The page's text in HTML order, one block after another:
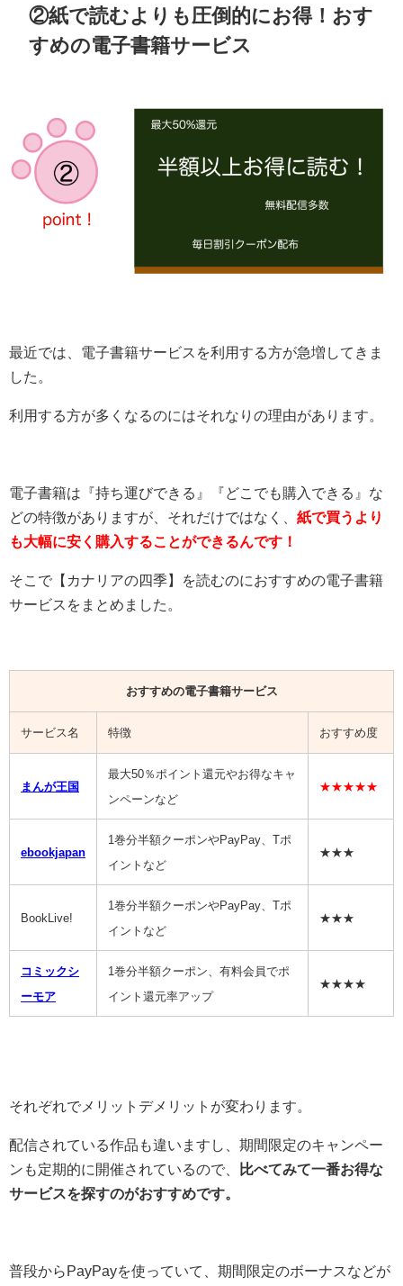
②紙で読むよりも圧倒的にお得！おす
すめの電子書籍サービス
最近では、電子書籍サービスを利用する方が急増してきま
した。
利用する方が多くなるのにはそれなりの理由があります。
電子書籍は『持ち運びできる』『どこでも購入できる』な
どの特徴がありますが、それだけではなく、 紙で買うより
も大幅に安く購入することができるんです！
そこで【カナリアの四季】を読むのにおすすめの電子書籍
サービスをまとめました。
おすすめの電子書籍サービス
サービス名 特徴 おすすめ度
まんが王国
最大50％ポイント還元やお得なキャ
ンペーンなど
★★★★★
ebookjapan
1巻分半額クーポンやPayPay、Tポ
イントなど
★★★
BookLive!
1巻分半額クーポンやPayPay、Tポ
イントなど
★★★
コミックシ
ーモア
1巻分半額クーポン、有料会員でポ
イント還元率アップ
★★★★
それぞれでメリットデメリットが変わります。
配信されている作品も違いますし、期間限定のキャンペー
ンも定期的に開催されているので、
比べてみて一番お得な
サービスを探すのがおすすめです。
普段からPayPayを使っていて、期間限定のボーナスなどが